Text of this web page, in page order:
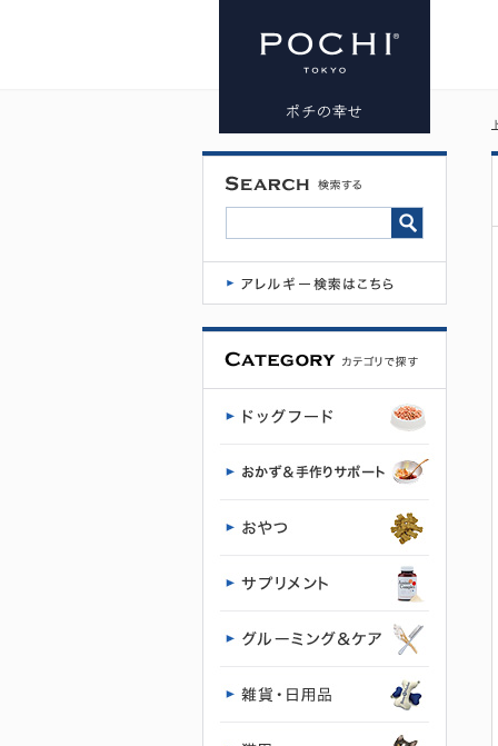
皮膚被毛 | プ
レミアムド
ッグフード
専門店・通
販 POCHI -
ポチ公式サ
イト